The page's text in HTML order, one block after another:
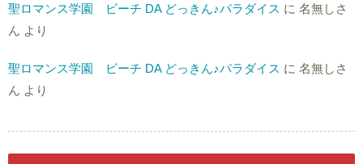
聖ロマンス学園 ビーチ DA どっきん♪パラダイス に 名無しさ
ん より
聖ロマンス学園 ビーチ DA どっきん♪パラダイス に 名無しさ
ん より